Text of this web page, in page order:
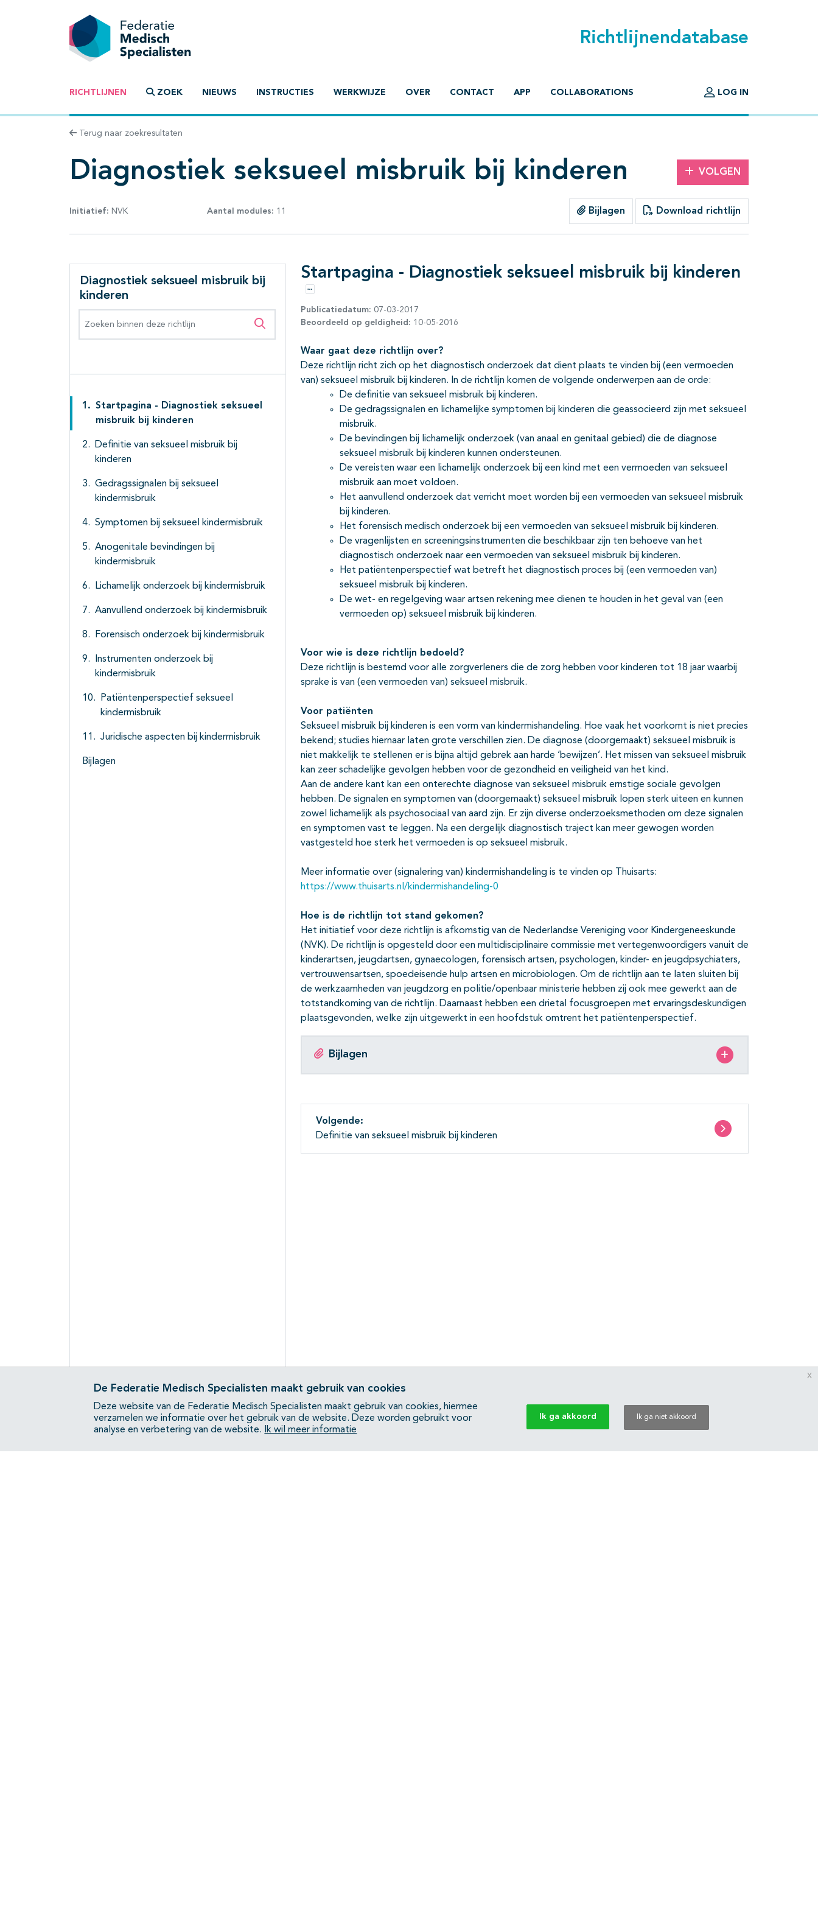
Richtlijnendatabase
RICHTLIJNEN ZOEK NIEUWS INSTRUCTIES WERKWIJZE OVER CONTACT APP COLLABORATIONS LOG IN
Terug naar zoekresultaten
Diagnostiek seksueel misbruik bij kinderen VOLGEN
Initiatief: NVK Aantal modules: 11 Bijlagen Download richtlijn
Diagnostiek seksueel misbruik bij
kinderen
Zoeken binnen deze richtlijn
Startpagina - Diagnostiek seksueel
misbruik bij kinderen
Definitie van seksueel misbruik bij
kinderen
Gedragssignalen bij seksueel
kindermisbruik
Symptomen bij seksueel kindermisbruik
Anogenitale bevindingen bij
kindermisbruik
Lichamelijk onderzoek bij kindermisbruik
Aanvullend onderzoek bij kindermisbruik
Forensisch onderzoek bij kindermisbruik
Instrumenten onderzoek bij
kindermisbruik
Patiëntenperspectief seksueel
kindermisbruik
Juridische aspecten bij kindermisbruik
Bijlagen
Startpagina - Diagnostiek seksueel misbruik bij kinderen
Opties
Publicatiedatum: 07-03-2017
Beoordeeld op geldigheid: 10-05-2016
Waar gaat deze richtlijn over?
Deze richtlijn richt zich op het diagnostisch onderzoek dat dient plaats te vinden bij (een vermoeden
van) seksueel misbruik bij kinderen. In de richtlijn komen de volgende onderwerpen aan de orde:
De definitie van seksueel misbruik bij kinderen.
De gedragssignalen en lichamelijke symptomen bij kinderen die geassocieerd zijn met seksueel
misbruik.
De bevindingen bij lichamelijk onderzoek (van anaal en genitaal gebied) die de diagnose
seksueel misbruik bij kinderen kunnen ondersteunen.
De vereisten waar een lichamelijk onderzoek bij een kind met een vermoeden van seksueel
misbruik aan moet voldoen.
Het aanvullend onderzoek dat verricht moet worden bij een vermoeden van seksueel misbruik
bij kinderen.
Het forensisch medisch onderzoek bij een vermoeden van seksueel misbruik bij kinderen.
De vragenlijsten en screeningsinstrumenten die beschikbaar zijn ten behoeve van het
diagnostisch onderzoek naar een vermoeden van seksueel misbruik bij kinderen.
Het patiëntenperspectief wat betreft het diagnostisch proces bij (een vermoeden van)
seksueel misbruik bij kinderen.
De wet- en regelgeving waar artsen rekening mee dienen te houden in het geval van (een
vermoeden op) seksueel misbruik bij kinderen.
Voor wie is deze richtlijn bedoeld?
Deze richtlijn is bestemd voor alle zorgverleners die de zorg hebben voor kinderen tot 18 jaar waarbij
sprake is van (een vermoeden van) seksueel misbruik.
Voor patiënten
Seksueel misbruik bij kinderen is een vorm van kindermishandeling. Hoe vaak het voorkomt is niet precies
bekend; studies hiernaar laten grote verschillen zien. De diagnose (doorgemaakt) seksueel misbruik is
niet makkelijk te stellenen er is bijna altijd gebrek aan harde ‘bewijzen’. Het missen van seksueel misbruik
kan zeer schadelijke gevolgen hebben voor de gezondheid en veiligheid van het kind.
Aan de andere kant kan een onterechte diagnose van seksueel misbruik ernstige sociale gevolgen
hebben. De signalen en symptomen van (doorgemaakt) seksueel misbruik lopen sterk uiteen en kunnen
zowel lichamelijk als psychosociaal van aard zijn. Er zijn diverse onderzoeksmethoden om deze signalen
en symptomen vast te leggen. Na een dergelijk diagnostisch traject kan meer gewogen worden
vastgesteld hoe sterk het vermoeden is op seksueel misbruik.
Meer informatie over (signalering van) kindermishandeling is te vinden op Thuisarts:
https://www.thuisarts.nl/kindermishandeling-0
Hoe is de richtlijn tot stand gekomen?
Het initiatief voor deze richtlijn is afkomstig van de Nederlandse Vereniging voor Kindergeneeskunde
(NVK). De richtlijn is opgesteld door een multidisciplinaire commissie met vertegenwoordigers vanuit de
kinderartsen, jeugdartsen, gynaecologen, forensisch artsen, psychologen, kinder- en jeugdpsychiaters,
vertrouwensartsen, spoedeisende hulp artsen en microbiologen. Om de richtlijn aan te laten sluiten bij
de werkzaamheden van jeugdzorg en politie/openbaar ministerie hebben zij ook mee gewerkt aan de
totstandkoming van de richtlijn. Daarnaast hebben een drietal focusgroepen met ervaringsdeskundigen
plaatsgevonden, welke zijn uitgewerkt in een hoofdstuk omtrent het patiëntenperspectief.
Bijlagen
Volgende:
Definitie van seksueel misbruik bij kinderen
De Federatie Medisch Specialisten maakt gebruik van cookies
Deze website van de Federatie Medisch Specialisten maakt gebruik van cookies, hiermee
verzamelen we informatie over het gebruik van de website. Deze worden gebruikt voor
analyse en verbetering van de website.
Ik wil meer informatie
Ik ga akkoord Ik ga niet akkoord
x